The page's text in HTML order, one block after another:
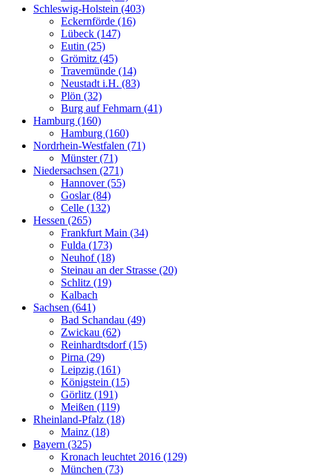
Schleswig-Holstein (403)
Eckernförde (16)
Lübeck (147)
Eutin (25)
Grömitz (45)
Travemünde (14)
Neustadt i.H. (83)
Plön (32)
Burg auf Fehmarn (41)
Hamburg (160)
Hamburg (160)
Nordrhein-Westfalen (71)
Münster (71)
Niedersachsen (271)
Hannover (55)
Goslar (84)
Celle (132)
Hessen (265)
Frankfurt Main (34)
Fulda (173)
Neuhof (18)
Steinau an der Strasse (20)
Schlitz (19)
Kalbach
Sachsen (641)
Bad Schandau (49)
Zwickau (62)
Reinhardtsdorf (15)
Pirna (29)
Leipzig (161)
Königstein (15)
Görlitz (191)
Meißen (119)
Rheinland-Pfalz (18)
Mainz (18)
Bayern (325)
Kronach leuchtet 2016 (129)
München (73)